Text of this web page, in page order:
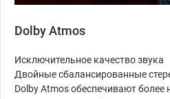
Dolby Atmos
Исключительное качество звука
Двойные сбалансированные
Dolby Atmos обеспечивают